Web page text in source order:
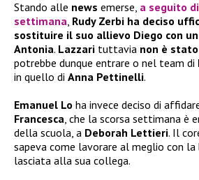
Stando alle news emerse, a seguito
settimana Rudy Zerbi ha deciso
sostituire il suo allievo Diego con
Antonia. Lazzari tuttavia non è
potrebbe dunque entrare o nel team di
in quello di Anna Pettinelli.
Emanuel Lo ha invece deciso di
Francesca , che la scorsa settimana è
della scuola, a Deborah Lettieri. Il
sapeva come lavorare al meglio con la
lasciata alla sua collega.